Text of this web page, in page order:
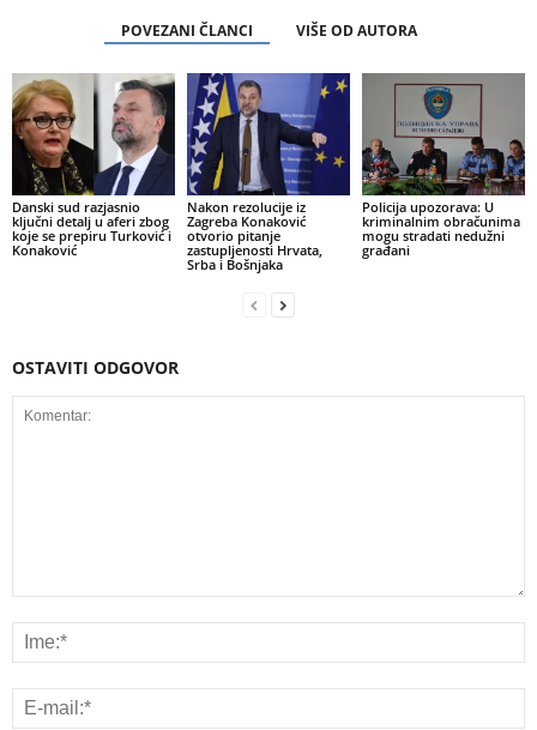
POVEZANI ČLANCI VIŠE OD AUTORA
Danski sud razjasnio
ključni detalj u aferi zbog
koje se prepiru Turković i
Konaković
Nakon rezolucije iz
Zagreba Konaković
otvorio pitanje
zastupljenosti Hrvata,
Srba i Bošnjaka
Policija upozorava: U
kriminalnim obračunima
mogu stradati nedužni
građani
OSTAVITI ODGOVOR